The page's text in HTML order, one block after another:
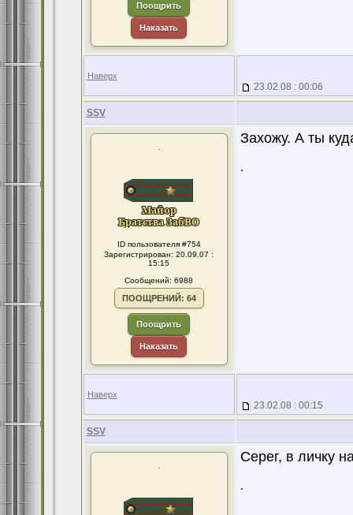
Поощрить
Наказать
Наверх
23.02.08 : 00:06
SSV
.
ID пользователя #754
Зарегистрирован: 20.09.07 :
15:15
Сообщений: 6988
ПООЩРЕНИЙ: 64
Поощрить
Наказать
Захожу. А ты
.
Наверх
23.02.08 : 00:15
SSV
.
Серег, в личку
.